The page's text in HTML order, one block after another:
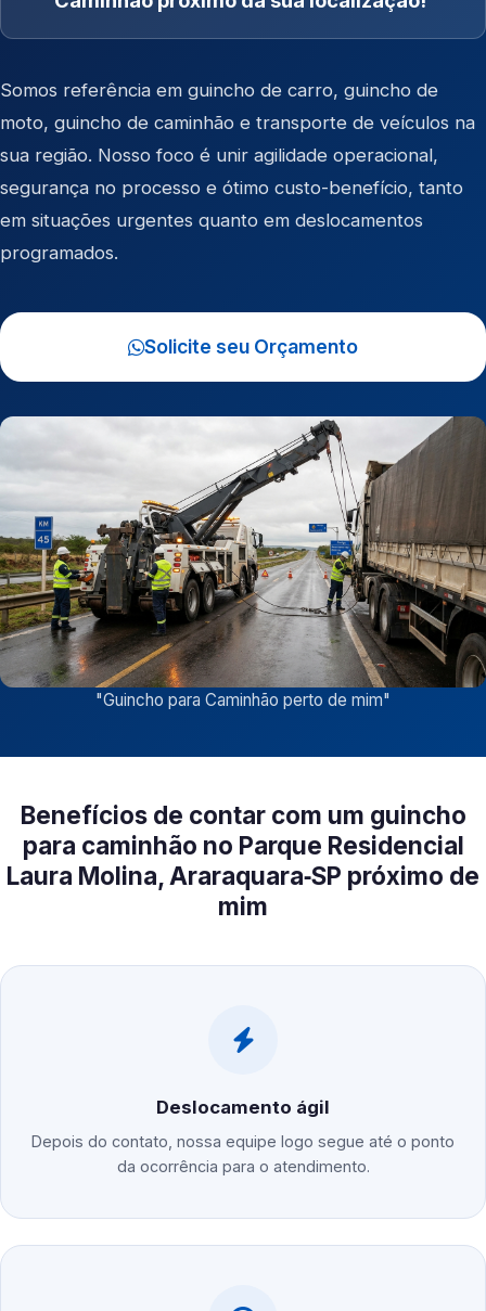
Somos referência em guincho de carro, guincho de
moto, guincho de caminhão e transporte de veículos na
sua região. Nosso foco é unir agilidade operacional,
segurança no processo e ótimo custo-benefício, tanto
em situações urgentes quanto em deslocamentos
programados.
Solicite seu Orçamento
"Guincho para Caminhão perto de mim"
Benefícios de contar com um guincho
para caminhão no Parque Residencial
Laura Molina, Araraquara‑SP próximo de
mim
Deslocamento ágil
Depois do contato, nossa equipe logo segue até o ponto
da ocorrência para o atendimento.